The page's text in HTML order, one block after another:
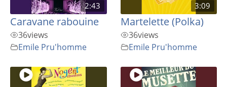
2:43
Caravane rabouine
36views
Emile Pru'homme
3:09
Martelette (Polka)
36views
Emile Pru'homme